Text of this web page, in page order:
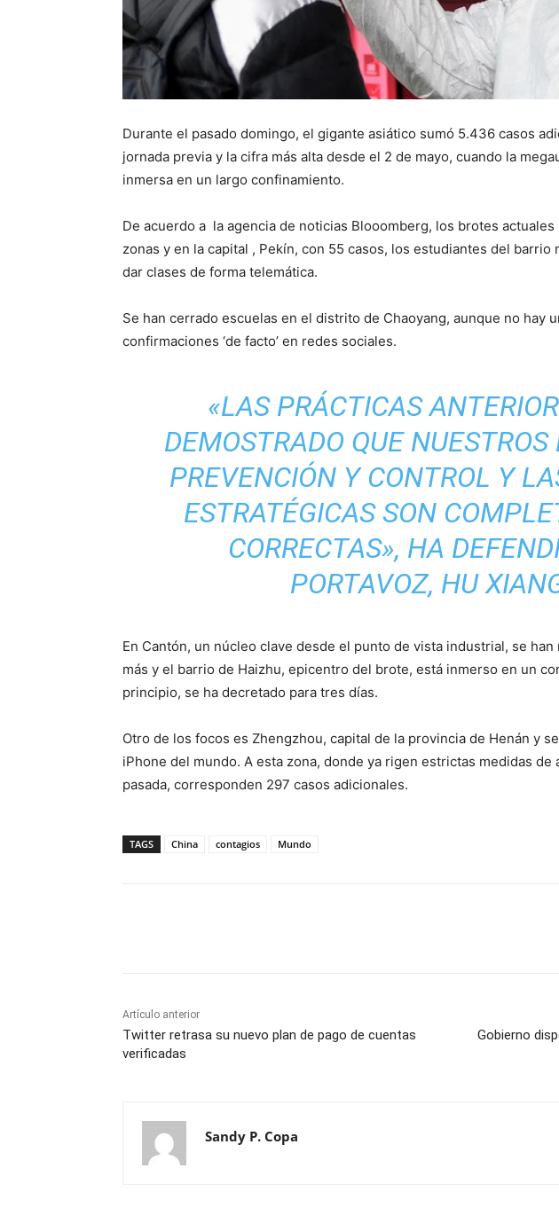
Durante el pasado domingo, el gigante asiático sumó 5.436 casos
jornada previa y la cifra más alta desde el 2 de mayo, cuando la
inmersa en un largo confinamiento.
De acuerdo a la agencia de noticias Blooomberg, los brotes
zonas y en la capital , Pekín, con 55 casos, los estudiantes del barrio
dar clases de forma telemática.
Se han cerrado escuelas en el distrito de Chaoyang, aunque no hay
confirmaciones ‘de facto’ en redes sociales.
«LAS PRÁCTICAS
DEMOSTRADO QUE
PREVENCIÓN Y CONTROL Y
ESTRATÉGICAS SON
CORRECTAS», HA
PORTAVOZ, HU
En Cantón, un núcleo clave desde el punto de vista industrial, se
más y el barrio de Haizhu, epicentro del brote, está inmerso en un
principio, se ha decretado para tres días.
Otro de los focos es Zhengzhou, capital de la provincia de Henán y
iPhone del mundo. A esta zona, donde ya rigen estrictas medidas de
pasada, corresponden 297 casos adicionales.
TAGS China contagios Mundo
Artículo anterior
Twitter retrasa su nuevo plan de pago de cuentas
verificadas
Gobierno
Sandy P. Copa